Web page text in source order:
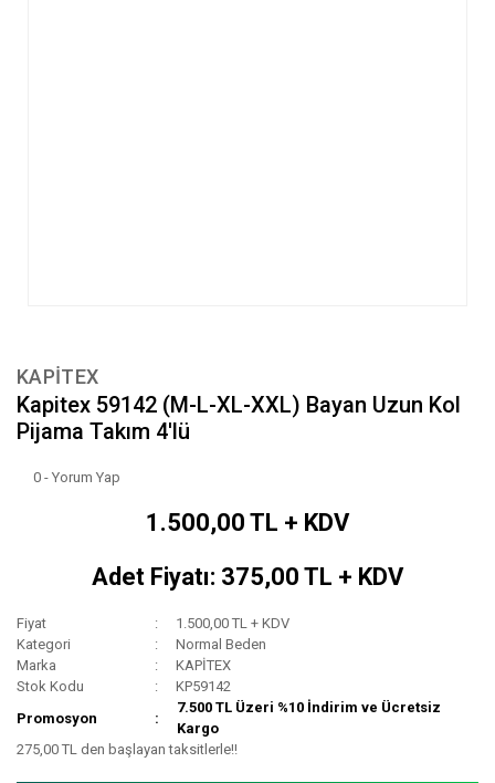
KAPİTEX
Kapitex 59142 (M-L-XL-XXL) Bayan Uzun Kol
Pijama Takım 4'lü
0 - Yorum Yap
1.500,00 TL + KDV
Adet Fiyatı: 375,00 TL + KDV
Fiyat
1.500,00 TL + KDV
Kategori
Normal Beden
Marka
KAPİTEX
Stok Kodu
KP59142
Promosyon
7.500 TL Üzeri %10 İndirim ve Ücretsiz
Kargo
275,00 TL den başlayan taksitlerle!!